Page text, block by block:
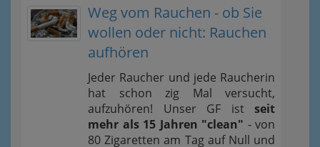
Weg vom Rauchen - ob Sie
wollen oder nicht: Rauchen
aufhören
Jeder Raucher und jede Raucherin
hat schon zig Mal versucht,
aufzuhören! Unser GF ist seit
mehr als 15 Jahren "clean" - von
80 Zigaretten am Tag auf Null und